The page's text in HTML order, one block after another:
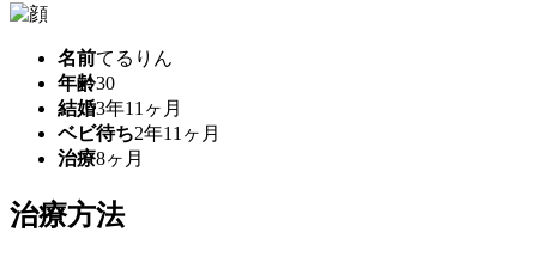
名前てるりん
年齢30
結婚3年11ヶ月
ベビ待ち2年11ヶ月
治療8ヶ月
治療方法